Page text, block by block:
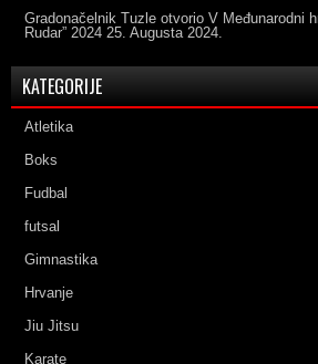
Gradonačelnik Tuzle otvorio V Međunarodni
Rudar” 2024 25. Augusta 2024.
KATEGORIJE
Atletika
Boks
Fudbal
futsal
Gimnastika
Hrvanje
Jiu Jitsu
Karate